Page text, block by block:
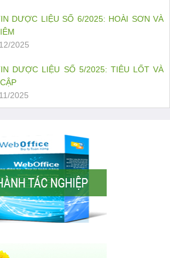
DƯỢC LIỆU SỐ 6/2025: HOÀI SƠN VÀ
2025
DƯỢC LIỆU SỐ 5/2025: TIÊU LỐT VÀ
2025